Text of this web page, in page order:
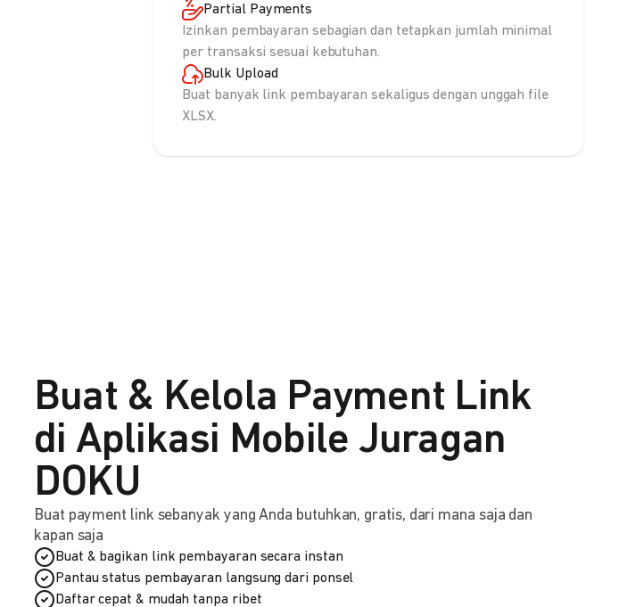
Partial Payments
Izinkan pembayaran sebagian dan tetapkan jumlah minimal
per transaksi sesuai kebutuhan.
Bulk Upload
Buat banyak link pembayaran sekaligus dengan unggah file
XLSX.
Buat & Kelola Payment Link
di Aplikasi Mobile Juragan
DOKU
Buat payment link sebanyak yang Anda butuhkan, gratis, dari mana saja dan
kapan saja
Buat & bagikan link pembayaran secara instan
Pantau status pembayaran langsung dari ponsel
Daftar cepat & mudah tanpa ribet